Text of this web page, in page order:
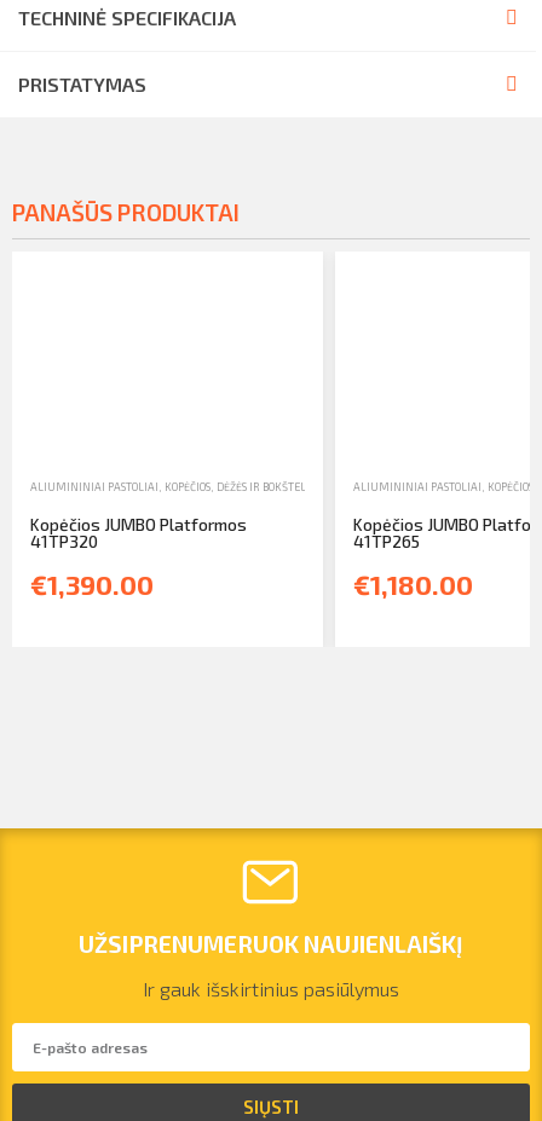
vilnius@arsenalrent.com
TECHNINĖ SPECIFIKACIJA
PRISTATYMAS
PANAŠŪS PRODUKTAI
ALIUMININIAI PASTOLIAI, KOPĖČIOS, DĖŽĖS IR BOKŠTELIAI KOPĖČIOS ,PARDAVIMAS
Kopėčios JUMBO Platformos
41TP320
€1,390.00
ALIUMININIAI PASTOLIAI, KOPĖČIOS,
Kopėčios JUMBO
41TP265
€1,180.00
UŽSIPRENUMERUOK NAUJIENLAIŠKĮ
Ir gauk išskirtinius pasiūlymus
SIŲSTI